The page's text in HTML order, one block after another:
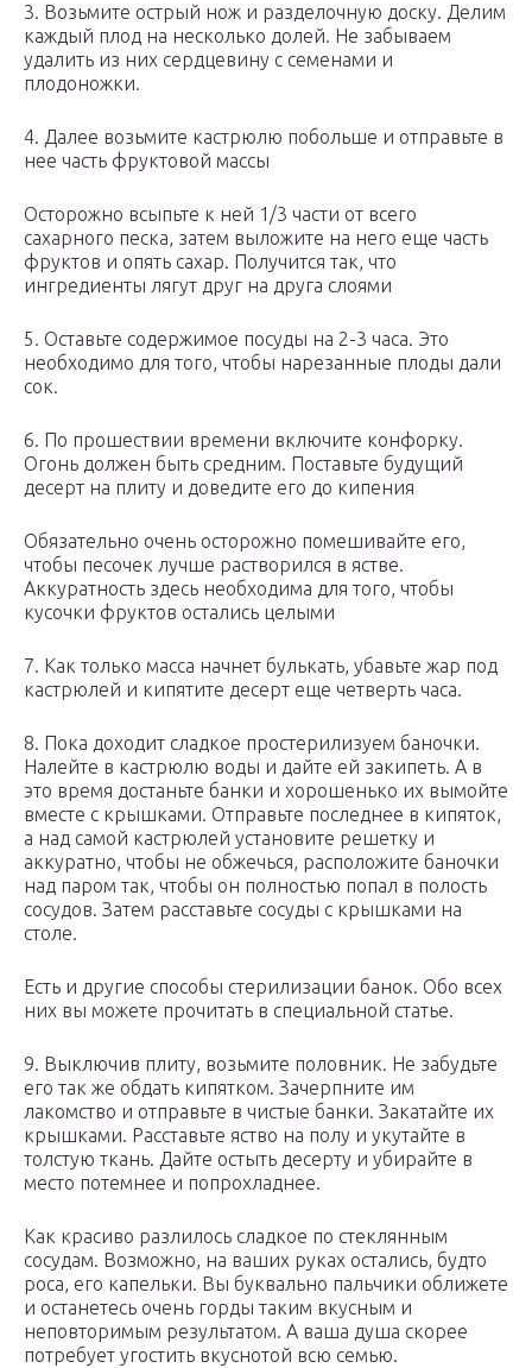
3. Возьмите острый нож и разделочную доску. Делим
каждый плод на несколько долей. Не забываем
удалить из них сердцевину с семенами и
плодоножки.
4. Далее возьмите кастрюлю побольше и отправьте в
нее часть фруктовой массы
Осторожно всыпьте к ней 1/3 части от всего
сахарного песка, затем выложите на него еще часть
фруктов и опять сахар. Получится так, что
ингредиенты лягут друг на друга слоями
5. Оставьте содержимое посуды на 2-3 часа. Это
необходимо для того, чтобы нарезанные плоды дали
сок.
6. По прошествии времени включите конфорку.
Огонь должен быть средним. Поставьте будущий
десерт на плиту и доведите его до кипения
Обязательно очень осторожно помешивайте его,
чтобы песочек лучше растворился в ястве.
Аккуратность здесь необходима для того, чтобы
кусочки фруктов остались целыми
7. Как только масса начнет булькать, убавьте жар под
кастрюлей и кипятите десерт еще четверть часа.
8. Пока доходит сладкое простерилизуем баночки.
Налейте в кастрюлю воды и дайте ей закипеть. А в
это время достаньте банки и хорошенько их вымойте
вместе с крышками. Отправьте последнее в кипяток,
а над самой кастрюлей установите решетку и
аккуратно, чтобы не обжечься, расположите баночки
над паром так, чтобы он полностью попал в полость
сосудов. Затем расставьте сосуды с крышками на
столе.
Есть и другие способы стерилизации банок. Обо всех
них вы можете прочитать в специальной статье.
9. Выключив плиту, возьмите половник. Не забудьте
его так же обдать кипятком. Зачерпните им
лакомство и отправьте в чистые банки. Закатайте их
крышками. Расставьте яство на полу и укутайте в
толстую ткань. Дайте остыть десерту и убирайте в
место потемнее и попрохладнее.
Как красиво разлилось сладкое по стеклянным
сосудам. Возможно, на ваших руках остались, будто
роса, его капельки. Вы буквально пальчики оближете
и останетесь очень горды таким вкусным и
неповторимым результатом. А ваша душа скорее
потребует угостить вкуснотой всю семью.